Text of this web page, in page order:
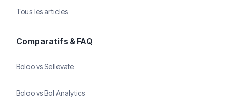
Tous les articles
Comparatifs & FAQ
Boloo vs Sellevate
Boloo vs Bol Analytics